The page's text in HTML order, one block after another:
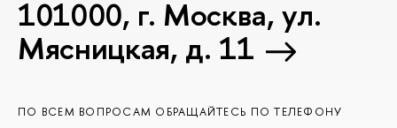
101000, г. Москва, ул.
Мясницкая, д. 11
ПО ВСЕМ ВОПРОСАМ ОБРАЩАЙТЕСЬ ПО ТЕЛЕФОНУ